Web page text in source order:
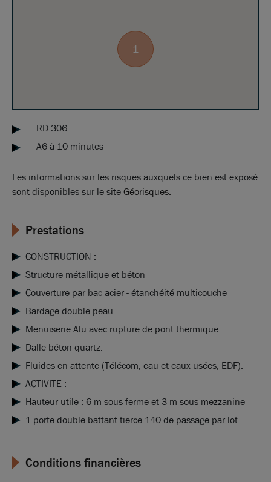
1
RD 306
A6 à 10 minutes
Les informations sur les risques auxquels ce bien est exposé
sont disponibles sur le siteGéorisques.
Prestations
CONSTRUCTION :
Structure métallique et béton
Couverture par bac acier - étanchéité multicouche
Bardage double peau
Menuiserie Alu avec rupture de pont thermique
Dalle béton quartz.
Fluides en attente (Télécom, eau et eaux usées, EDF).
ACTIVITE :
Hauteur utile : 6 m sous ferme et 3 m sous mezzanine
1 porte double battant tierce 140 de passage par lot
Conditions financières